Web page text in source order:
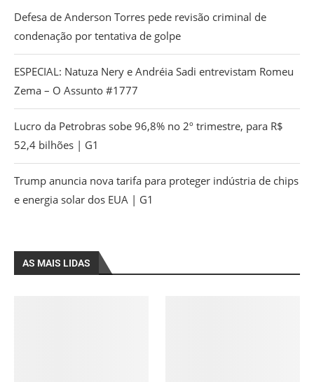
Defesa de Anderson Torres pede revisão criminal de
condenação por tentativa de golpe
ESPECIAL: Natuza Nery e Andréia Sadi entrevistam Romeu
Zema – O Assunto #1777
Lucro da Petrobras sobe 96,8% no 2º trimestre, para R$
52,4 bilhões | G1
Trump anuncia nova tarifa para proteger indústria de chips
e energia solar dos EUA | G1
AS MAIS LIDAS